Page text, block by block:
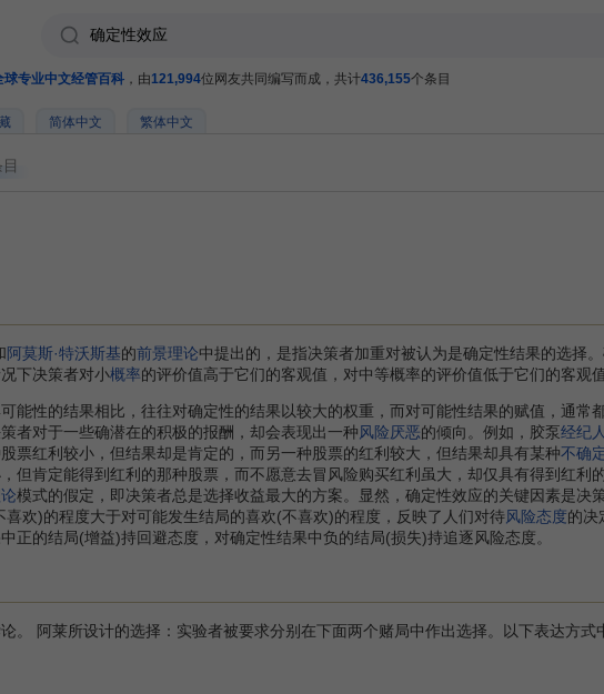
球专业中文经管百科 ，由121,994位网友共同编写而成，共计436,155个条目
简体中文 繁体中文
阿莫斯·特沃斯基的前景理论中提出的，是指决策者加重对被认为是确定性结果的选择
下决策者对小概率的评价值高于它们的客观值，对中等概率的评价值低于它们的客观值
性的结果相比，往往对确定性的结果以较大的权重，而对可能性结果的赋值，通常
者对于一些确潜在的积极的报酬，却会表现出一种风险厌恶的倾向。例如，胶泵经纪人
票红利较小，但结果却是肯定的，而另一种股票的红利较大，但结果却具有某种不确
但肯定能得到红利的那种股票，而不愿意去冒风险购买红利虽大，却仅具有得到红利
模式的假定，即决策者总是选择收益最大的方案。显然，确定性效应的关键因素是决
欢)的程度大于对可能发生结局的喜欢(不喜欢)的程度，反映了人们对待风险态度的决
正的结局(增益)持回避态度，对确定性结果中负的结局(损失)持追逐风险态度。
阿莱所设计的选择：实验者被要求分别在下面两个赌局中作出选择。以下表达方式